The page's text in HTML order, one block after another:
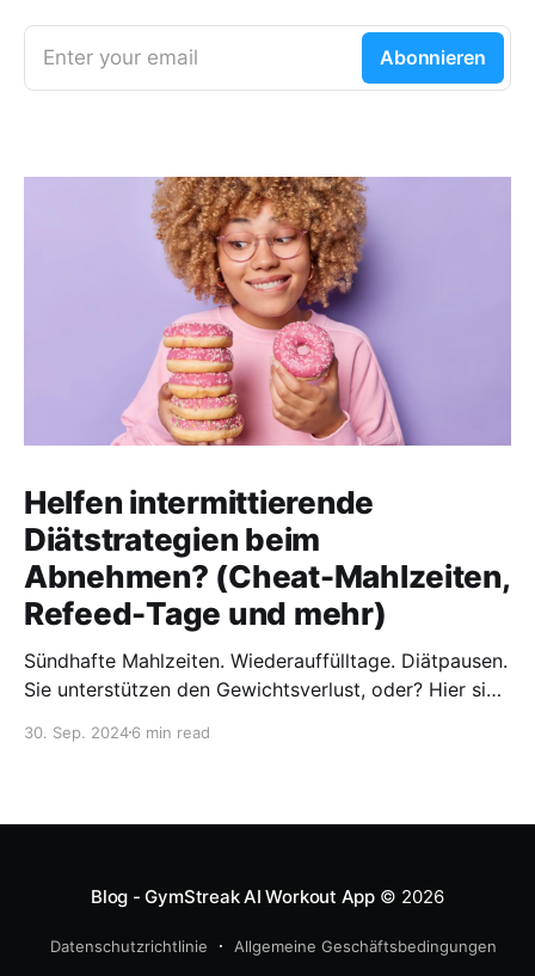
Enter your email Abonnieren
Helfen intermittierende
Diätstrategien beim
Abnehmen? (Cheat-Mahlzeiten,
Refeed-Tage und mehr)
Sündhafte Mahlzeiten. Wiederauffülltage. Diätpausen.
Sie unterstützen den Gewichtsverlust, oder? Hier sind
intermittierenden Diätstrategien.
30. Sep. 20246 min read
Blog - GymStreak AI Workout App © 2026
Datenschutzrichtlinie Allgemeine Geschäftsbedingungen